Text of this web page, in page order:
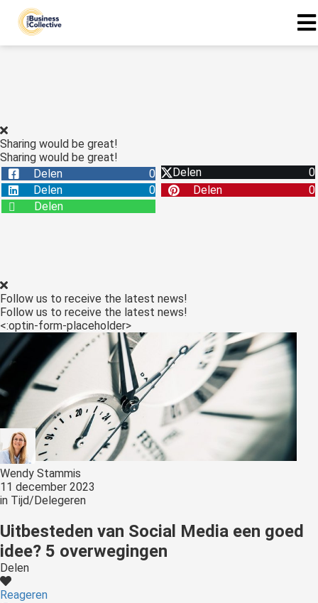
Sharing would be great!
Sharing would be great!
Delen
0 Delen
0
Delen
0 Delen
0
Delen
Follow us to receive the latest news!
Follow us to receive the latest news!
<:optin-form-placeholder>
Wendy Stammis
11 december 2023
in Tijd/Delegeren
Uitbesteden van Social Media een goed
idee? 5 overwegingen
Delen
Reageren
gebruikt
deze
kan de
niet
worden
om
te
over
van
op